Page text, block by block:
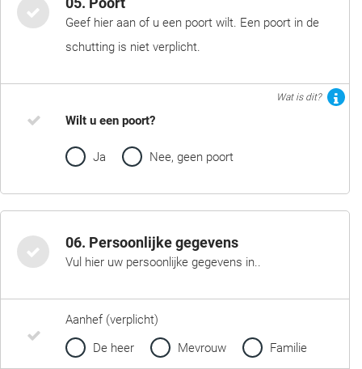
Geef hier aan of u een poort wilt. Een poort in de
schutting is niet verplicht.
Wat is dit?
Wilt u een poort?
Ja Nee, geen poort
06. Persoonlijke gegevens
Vul hier uw persoonlijke gegevens in..
Aanhef (verplicht)
De heer
Mevrouw Familie